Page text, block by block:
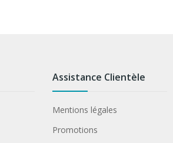
Assistance Clientèle
Mentions légales
Promotions